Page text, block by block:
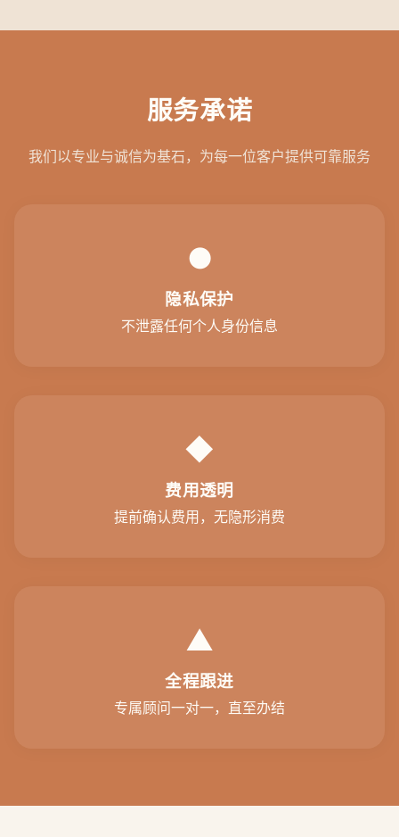
服务承诺
我们以专业与诚信为基石，为每一位客户提供可靠服务
●
隐私保护
不泄露任何个人身份信息
◆
费用透明
提前确认费用，无隐形消费
▲
全程跟进
专属顾问一对一，直至办结